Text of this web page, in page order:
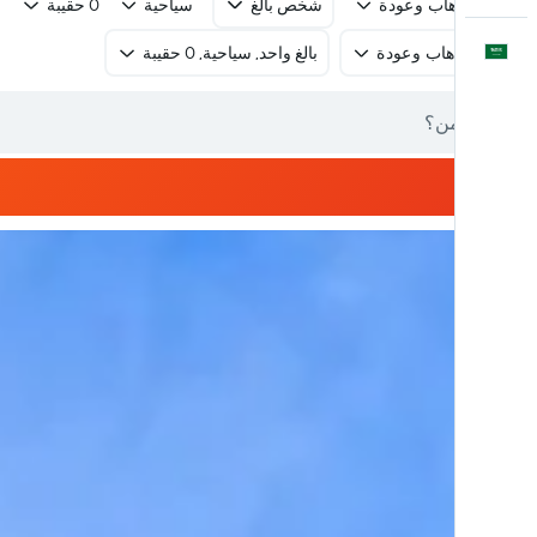
العَرَبِيَّة
رحلة ذهاب وعودة شخص بالغ سياحية 0 حقيبة
رحلة ذهاب وعودة بالغ واحد, سياحية, 0 حقيبة